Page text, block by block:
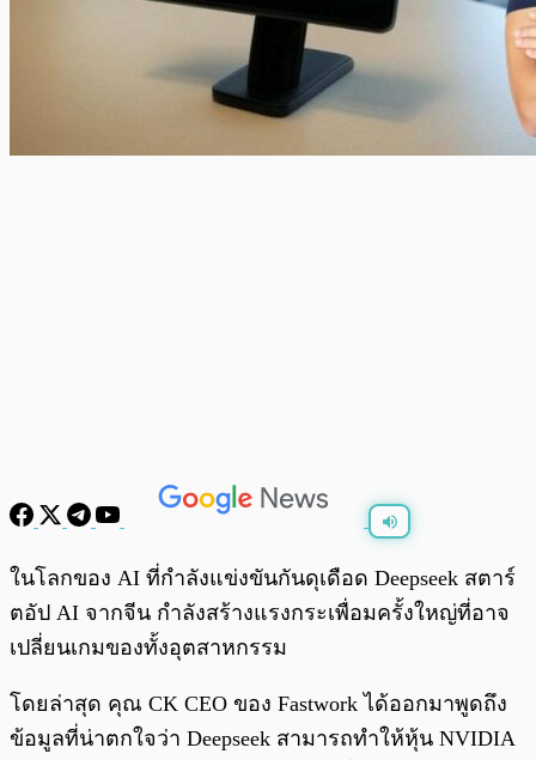
ในโลกของ AI ที่กำลังแข่งขันกันดุเดือด Deepseek สตาร์
ตอัป AI จากจีน กำลังสร้างแรงกระเพื่อมครั้งใหญ่ที่อาจ
เปลี่ยนเกมของทั้งอุตสาหกรรม
โดยล่าสุด คุณ CK CEO ของ Fastwork ได้ออกมาพูดถึง
ข้อมูลที่น่าตกใจว่า Deepseek สามารถทำให้หุ้น NVIDIA